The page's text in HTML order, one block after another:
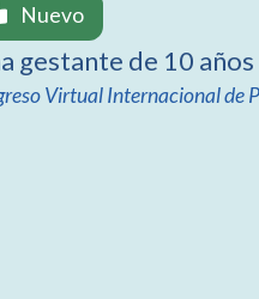
Nuevo
gestante de 10 años
Virtual Internacional de